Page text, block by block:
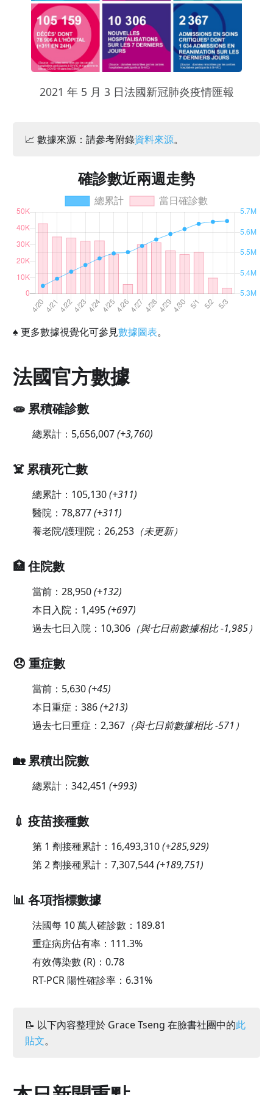
2021 年 5 月 3 日法國新冠肺炎疫情匯報
📈 數據來源：請參考附錄資料來源。
確診數近兩週走勢
♠ 更多數據視覺化可參見數據圖表。
法國官方數據
🧫 累積確診數
總累計： 5,656,007(+3,760)
☠️ 累積死亡數
總累計： 105,130(+311)
醫院： 78,877(+311)
養老院/護理院： 26,253（未更新）
🏥 住院數
當前： 28,950(+132)
本日入院： 1,495(+697)
過去七日入院： 10,306（與七日前數據相比 -1,985）
😞 重症數
當前： 5,630(+45)
本日重症： 386(+213)
過去七日重症： 2,367（與七日前數據相比 -571）
🏡 累積出院數
總累計： 342,451 (+993)
💉 疫苗接種數
第 1 劑接種累計： 16,493,310(+285,929)
第 2 劑接種累計： 7,307,544(+189,751)
📊 各項指標數據
法國每 10 萬人確診數： 189.81
重症病房佔有率： 111.3%
有效傳染數 (R)： 0.78
RT-PCR 陽性確診率： 6.31%
📝 以下內容整理於 Grace Tseng 在臉書社團中的此
貼文。